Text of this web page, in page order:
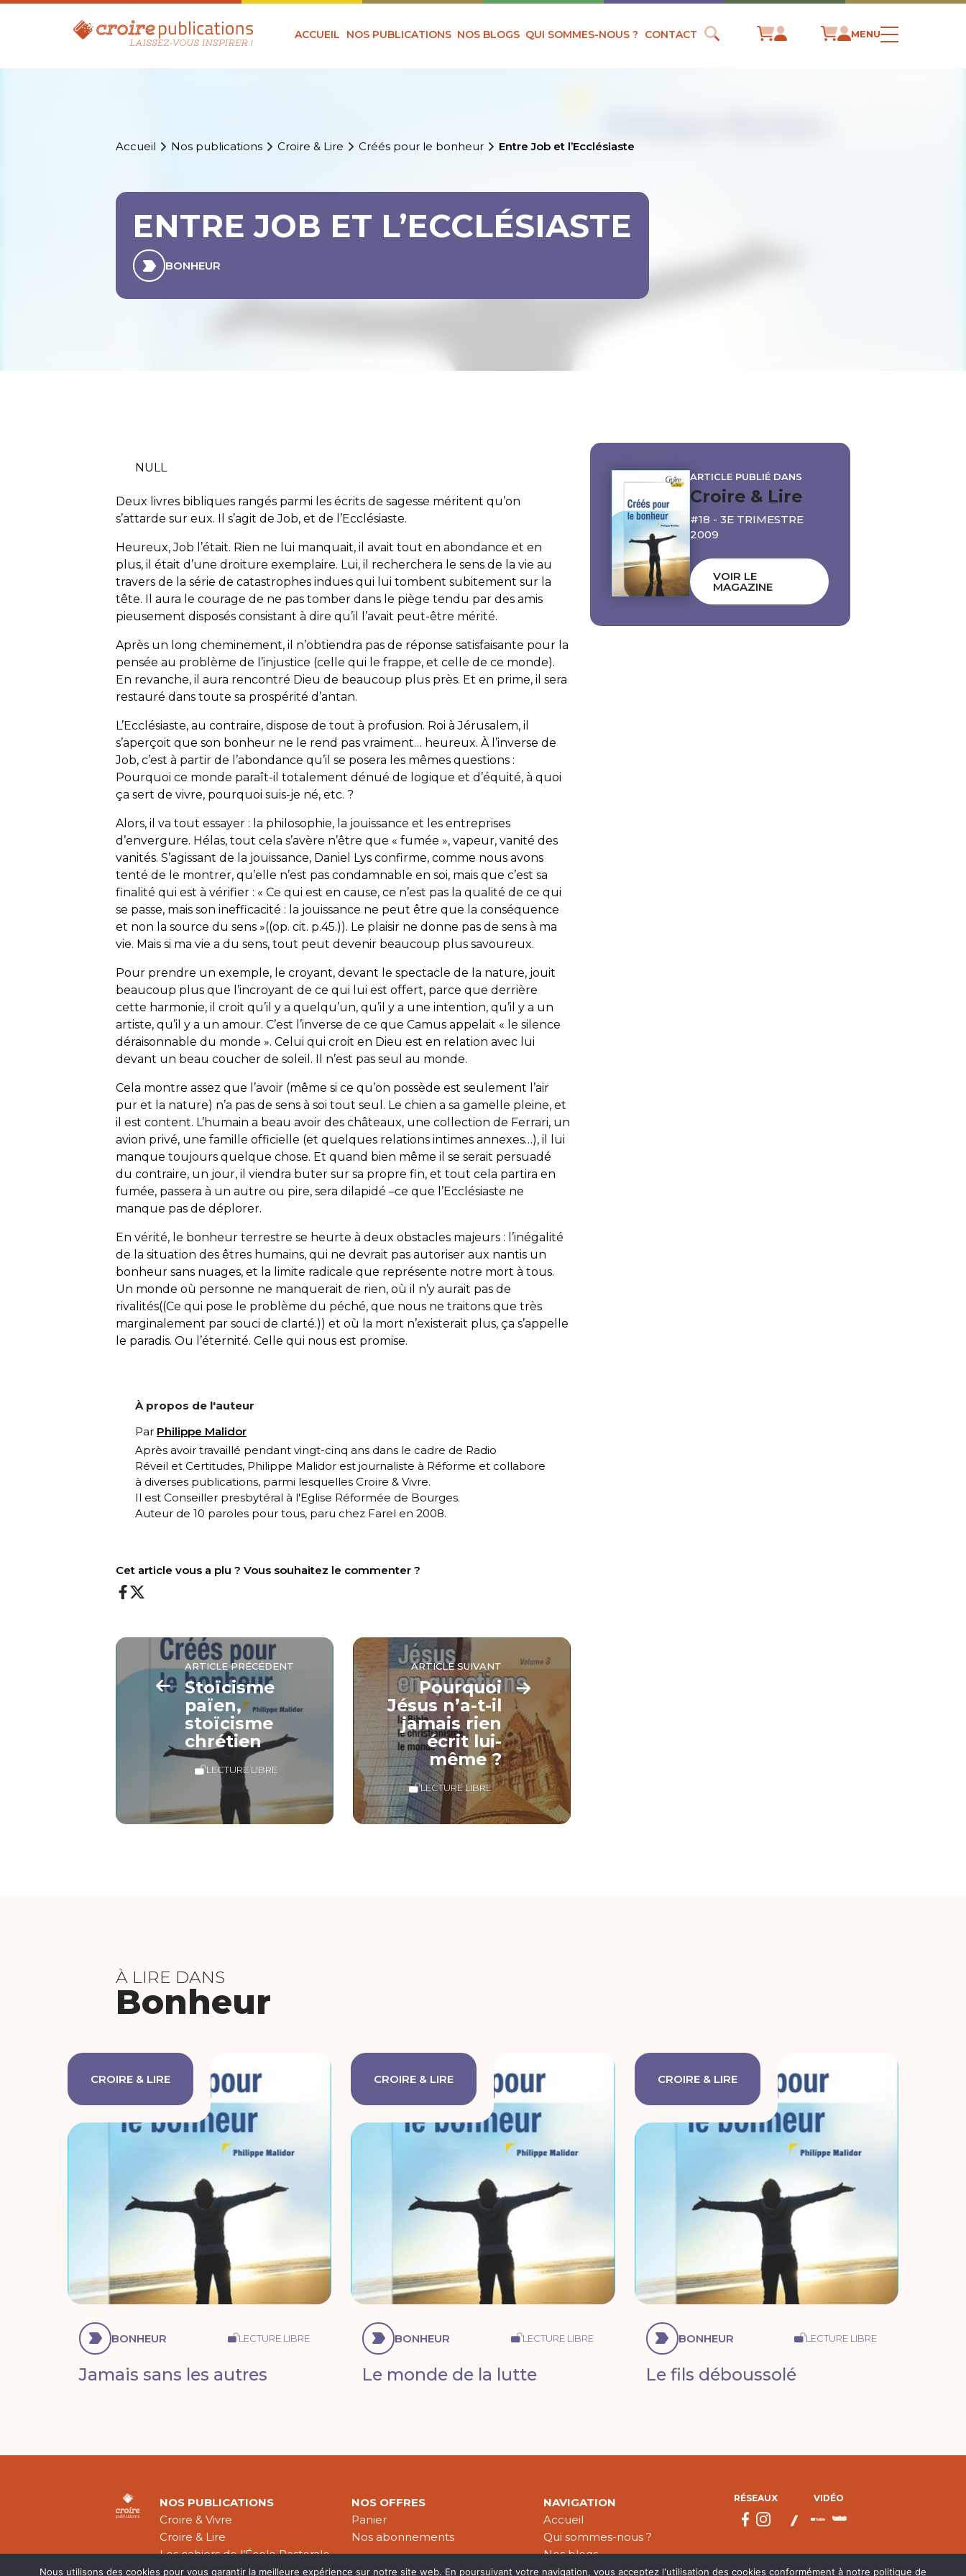
ACCUEIL NOS PUBLICATIONS NOS BLOGS QUI SOMMES-NOUS ? CONTACT MENU
Accueil Nos publications Croire & Lire Créés pour le bonheur Entre Job et l’Ecclésiaste
ENTRE JOB ET L’ECCLÉSIASTE
BONHEUR
NULL
Deux livres bibliques rangés parmi les écrits de sagesse méritent qu’on
s’attarde sur eux. Il s’agit de Job, et de l’Ecclésiaste.
Heureux, Job l’était. Rien ne lui manquait, il avait tout en abondance et en
plus, il était d’une droiture exemplaire. Lui, il recherchera le sens de la vie au
travers de la série de catastrophes indues qui lui tombent subitement sur la
tête. Il aura le courage de ne pas tomber dans le piège tendu par des amis
pieusement disposés consistant à dire qu’il l’avait peut-être mérité.
Après un long cheminement, il n’obtiendra pas de réponse satisfaisante pour la
pensée au problème de l’injustice (celle qui le frappe, et celle de ce monde).
En revanche, il aura rencontré Dieu de beaucoup plus près. Et en prime, il sera
restauré dans toute sa prospérité d’antan.
L’Ecclésiaste, au contraire, dispose de tout à profusion. Roi à Jérusalem, il
s’aperçoit que son bonheur ne le rend pas vraiment… heureux. À l’inverse de
Job, c’est à partir de l’abondance qu’il se posera les mêmes questions :
Pourquoi ce monde paraît-il totalement dénué de logique et d’équité, à quoi
ça sert de vivre, pourquoi suis-je né, etc. ?
Alors, il va tout essayer : la philosophie, la jouissance et les entreprises
d’envergure. Hélas, tout cela s’avère n’être que «fumée », vapeur, vanité des
vanités. S’agissant de la jouissance, Daniel Lys confirme, comme nous avons
tenté de le montrer, qu’elle n’est pas condamnable en soi, mais que c’est sa
finalité qui est à vérifier : « Ce qui est en cause, ce n’est pas la qualité de ce qui
se passe, mais son inefficacité : la jouissance ne peut être que la conséquence
et non la source du sens »((op. cit. p.45.)). Le plaisir ne donne pas de sens à ma
vie. Mais si ma vie a du sens, tout peut devenir beaucoup plus savoureux.
Pour prendre un exemple, le croyant, devant le spectacle de la nature, jouit
beaucoup plus que l’incroyant de ce qui lui est offert, parce que derrière
cette harmonie, il croit qu’il y a quelqu’un, qu’il y a une intention, qu’il y a un
artiste, qu’il y a un amour. C’est l’inverse de ce que Camus appelait « le silence
déraisonnable du monde ». Celui qui croit en Dieu est en relation avec lui
devant un beau coucher de soleil. Il n’est pas seul au monde.
Cela montre assez que l’avoir (même si ce qu’on possède est seulement l’air
pur et la nature) n’a pas de sens à soi tout seul. Le chien a sa gamelle pleine, et
il est content. L’humain a beau avoir des châteaux, une collection de Ferrari, un
avion privé, une famille officielle (et quelques relations intimes annexes…), il lui
manque toujours quelque chose. Et quand bien même il se serait persuadé
du contraire, un jour, il viendra buter sur sa propre fin, et tout cela partira en
fumée, passera à un autre ou pire, sera dilapidé –ce que l’Ecclésiaste ne
manque pas de déplorer.
En vérité, le bonheur terrestre se heurte à deux obstacles majeurs : l’inégalité
de la situation des êtres humains, qui ne devrait pas autoriser aux nantis un
bonheur sans nuages, et la limite radicale que représente notre mort à tous.
Un monde où personne ne manquerait de rien, où il n’y aurait pas de
rivalités((Ce qui pose le problème du péché, que nous ne traitons que très
marginalement par souci de clarté.)) et où la mort n’existerait plus, ça s’appelle
le paradis. Ou l’éternité. Celle qui nous est promise.
À propos de l'auteur
Par Philippe Malidor
Après avoir travaillé pendant vingt-cinq ans dans le cadre de Radio
Réveil etCertitudes, Philippe Malidor est journaliste à Réforme et collabore
à diverses publications, parmi lesquellesCroire & Vivre.
Il est Conseiller presbytéral à l'Eglise Réformée de Bourges.
Auteur de10 paroles pour tous, paru chez Farel en 2008.
Cet article vous a plu ? Vous souhaitez le commenter ?
ARTICLE PRÉCÉDENT
Stoïcisme
païen,
stoïcisme
chrétien
LECTURE LIBRE
ARTICLE SUIVANT
Pourquoi
Jésus n’a-t-il
jamais rien
écrit lui-
même ?
LECTURE LIBRE
ARTICLE PUBLIÉ DANS
Croire & Lire
#18 - 3E TRIMESTRE
2009
VOIR LE
MAGAZINE
À LIRE DANS
Bonheur
CROIRE & LIRE
BONHEUR LECTURE LIBRE
Jamais sans les autres
CROIRE & LIRE
BONHEUR LECTURE LIBRE
Le monde de la lutte
CROIRE & LIRE
BONHEUR LECTURE LIBRE
Le fils déboussolé
NOS PUBLICATIONS
Croire & Vivre
Croire & Lire
Les cahiers de l’École Pastorale
Théologie Évangélique
NOS OFFRES
Panier
Nos abonnements
NAVIGATION
Accueil
Qui sommes-nous ?
Nos blogs
Nos publications
RÉSEAUX VIDÉO
Nous utilisons des cookies pour vous garantir la meilleure expérience sur notre site web. En poursuivant votre navigation, vous acceptez l'utilisation des cookies conformément à notre politique de